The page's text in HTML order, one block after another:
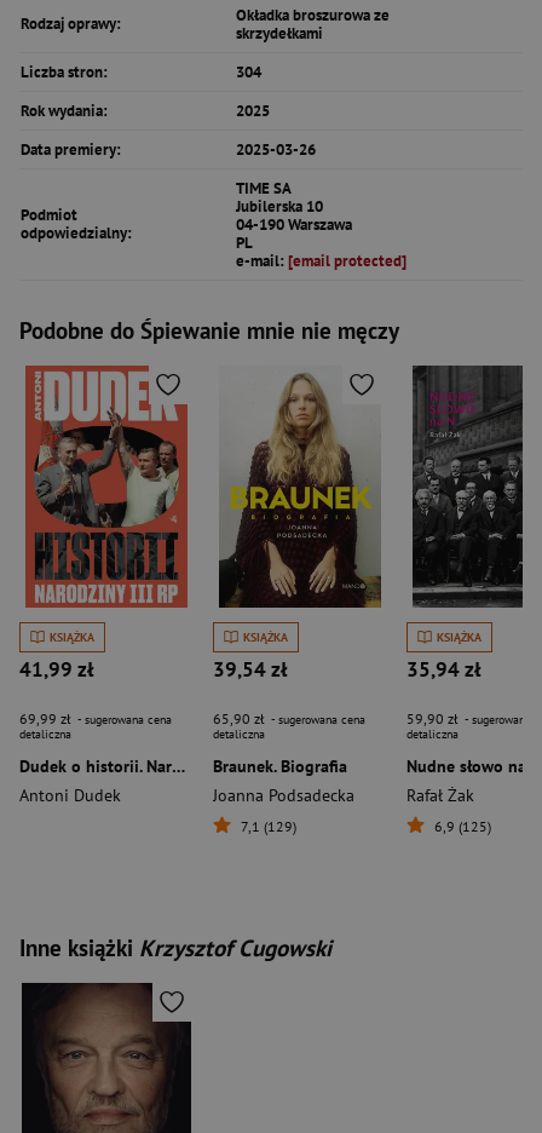
Rodzaj oprawy:
Okładka broszurowa ze
skrzydełkami
Liczba stron:
304
Rok wydania:
2025
Data premiery:
2025-03-26
Podmiot
odpowiedzialny:
TIME SA
Jubilerska 10
04-190 Warszawa
PL
e-mail: [email protected]
Podobne do Śpiewanie mnie nie męczy
KSIĄŻKA
41,99 zł
69,99 zł - sugerowana cena
detaliczna
Dudek o historii. Narodziny III RP
Antoni Dudek
KSIĄŻKA
39,54 zł
65,90 zł - sugerowana cena
detaliczna
Braunek. Biografia
Joanna Podsadecka
7,1 (129)
KSIĄŻKA
35,94 zł
59,90 zł - sugerowana
detaliczna
Nudne słowo na N
Rafał Żak
6,9 (125)
Inne książki Krzysztof Cugowski